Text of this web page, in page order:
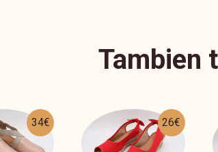
Tambien
26€ 47€